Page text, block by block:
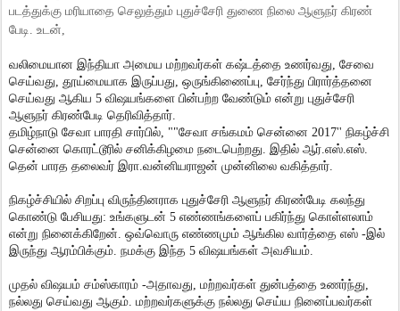
படத்துக்கு மரியாதை செலுத்தும் புதுச்சேரி துணை நிலை ஆளுநர் கிரண்
பேடி. உடன்,
வலிமையான இந்தியா அமைய மற்றவர்கள் கஷ்டத்தை உணர்வது, சேவை
செய்வது, தூய்மையாக இருப்பது, ஒருங்கிணைப்பு, சேர்ந்து பிரார்த்தனை
செய்வது ஆகிய 5 விஷயங்களை பின்பற்ற வேண்டும் என்று புதுச்சேரி
ஆளுநர் கிரண்பேடி தெரிவித்தார்.
தமிழ்நாடு சேவா பாரதி சார்பில், ""சேவா சங்கமம் சென்னை 2017'' நிகழ்ச்சி
சென்னை கொரட்டூரில் சனிக்கிழமை நடைபெற்றது. இதில் ஆர்.எஸ்.எஸ்.
தென் பாரத தலைவர் இரா.வன்னியராஜன் முன்னிலை வகித்தார்.
நிகழ்ச்சியில் சிறப்பு விருந்தினராக புதுச்சேரி ஆளுநர் கிரண்பேடி கலந்து
கொண்டு பேசியது: உங்களுடன் 5 எண்ணங்களைப் பகிர்ந்து கொள்ளலாம்
என்று நினைக்கிறேன். ஒவ்வொரு எண்ணமும் ஆங்கில வார்த்தை எஸ் -இல்
இருந்து ஆரம்பிக்கும். நமக்கு இந்த 5 விஷயங்கள் அவசியம்.
முதல் விஷயம் சம்ஸ்காரம் -அதாவது, மற்றவர்கள் துன்பத்தை உணர்ந்து,
நல்லது செய்வது ஆகும். மற்றவர்களுக்கு நல்லது செய்ய நினைப்பவர்கள்